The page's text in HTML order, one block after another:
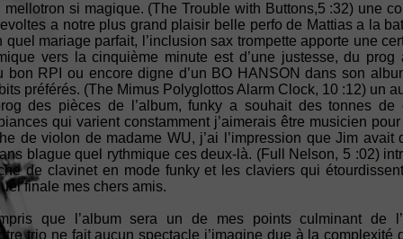
si magique. (The Trouble with Buttons,5 :32) une
a notre plus grand plaisir belle perfo de Mattias a la
mariage parfait, l’inclusion sax trompette apporte une
vers la cinquième minute est d’une justesse, du
bon RPI ou encore digne d’un BO HANSON dans son
préférés. (The Mimus Polyglottos Alarm Clock, 10 :12) un
des pièces de l’album, funky a souhait des tonnes de
qui varient constamment j’aimerais être musicien
de violon de madame WU, j’ai l’impression que Jim
blague quel rythmique ces deux-là. (Full Nelson, 5 :02)
de clavinet en mode funky et les claviers qui
finale mes chers amis.
que l’album sera un de mes points culminant de
trio ne fait aucun spectacle j’imagine due à la complexité